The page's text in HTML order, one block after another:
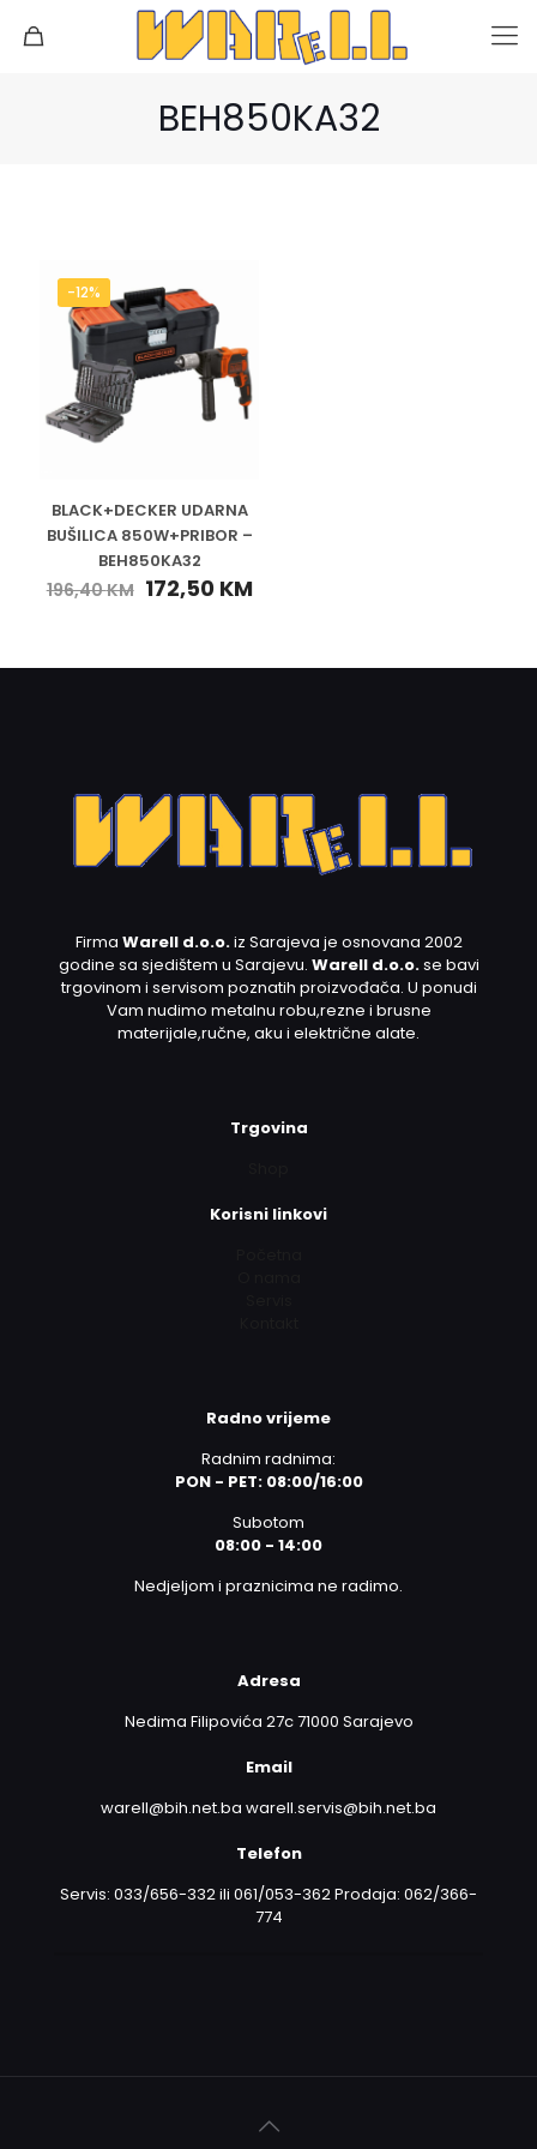
BEH850KA32
-12%
BLACK+DECKER UDARNA
BUŠILICA 850W+PRIBOR –
BEH850KA32
196,40KM 172,50 KM
Firma Warell d.o.o.iz Sarajeva je osnovana 2002
godine sa sjedištem u Sarajevu. Warell d.o.o.se bavi
trgovinom i servisom poznatih proizvođača. U ponudi
Vam nudimo metalnu robu,rezne i brusne
materijale,ručne, aku i električne alate.
Trgovina
Korisni linkovi
Radno vrijeme
Radnim radnima:
PON - PET: 08:00/16:00
Subotom
08:00 - 14:00
Nedjeljom i praznicima ne radimo.
Adresa
Nedima Filipovića 27c 71000 Sarajevo
Email
warell@bih.net.ba warell.servis@bih.net.ba
Telefon
Servis: 033/656-332 ili 061/053-362 Prodaja: 062/366-
774